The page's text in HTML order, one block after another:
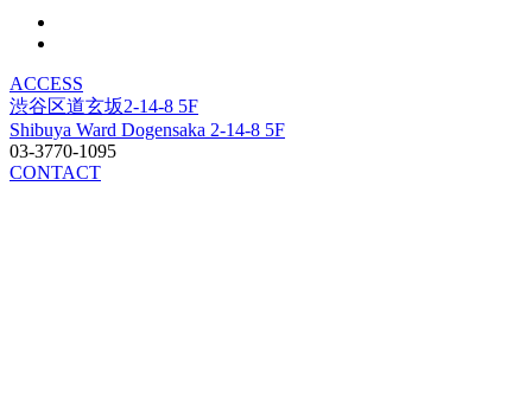
ACCESS
渋谷区道玄坂2-14-8 5F
Shibuya Ward Dogensaka 2-14-8 5F
03-3770-1095
CONTACT